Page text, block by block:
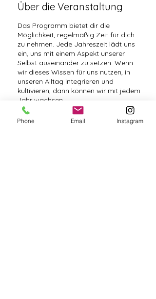
Über die Veranstaltung
Das Programm bietet dir die
Möglichkeit, regelmäßig Zeit für dich
zu nehmen. Jede Jahreszeit lädt uns
ein, uns mit einem Aspekt unserer
Selbst auseinander zu setzen. Wenn
wir dieses Wissen für uns nutzen, in
unseren Alltag integrieren und
kultivieren, dann können wir mit jedem
Jahr wachsen.
Phone Email Instagram